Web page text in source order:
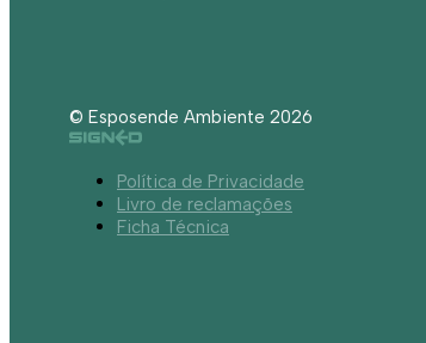
© Esposende Ambiente 2026
Política de Privacidade
Livro de reclamações
Ficha Técnica